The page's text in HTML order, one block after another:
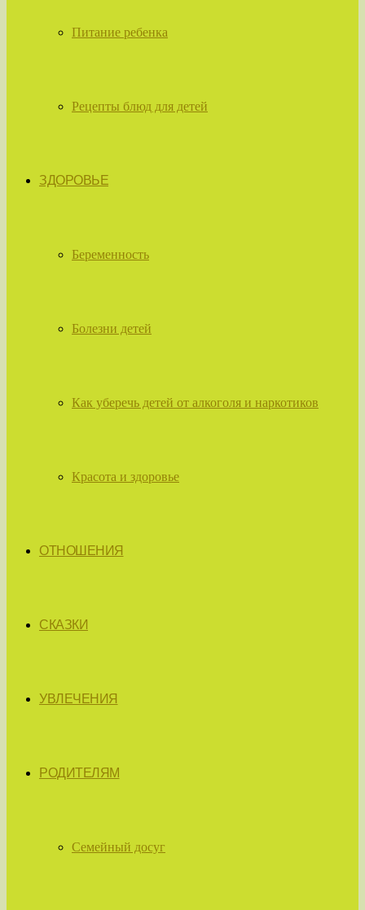
Питание ребенка
Рецепты блюд для детей
ЗДОРОВЬЕ
Беременность
Болезни детей
Как уберечь детей от алкоголя и наркотиков
Красота и здоровье
ОТНОШЕНИЯ
СКАЗКИ
УВЛЕЧЕНИЯ
РОДИТЕЛЯМ
Семейный досуг